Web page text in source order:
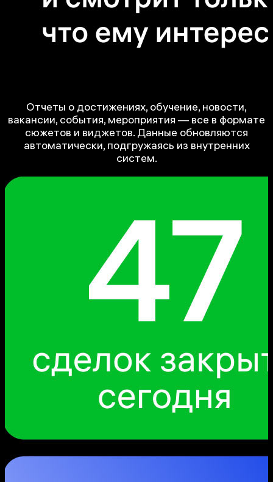
Отчеты о достижениях, обучение, новости,
вакансии, события, мероприятия — все в формате
сюжетов и виджетов. Данные обновляются
автоматически, подгружаясь из внутренних
систем.